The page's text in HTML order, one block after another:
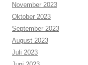
November 2023
Oktober 2023
September 2023
August 2023
Juli 2023